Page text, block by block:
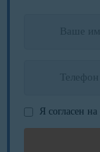
Я согласен на